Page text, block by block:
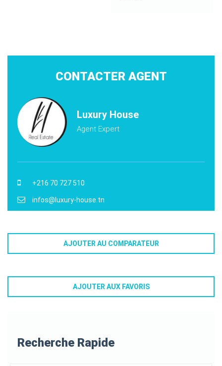
CONTACTER AGENT
Luxury House
Agent Expert
+216 70 727 510
infos@luxury-house.tn
AJOUTER AU COMPARATEUR
AJOUTER AUX FAVORIS
Recherche Rapide